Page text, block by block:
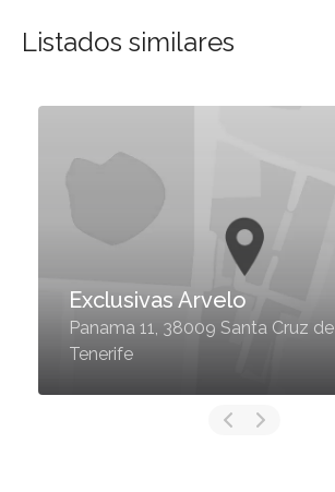
Listados similares
Exclusivas Arvelo
Panama 11, 38009 Santa Cruz de
Tenerife